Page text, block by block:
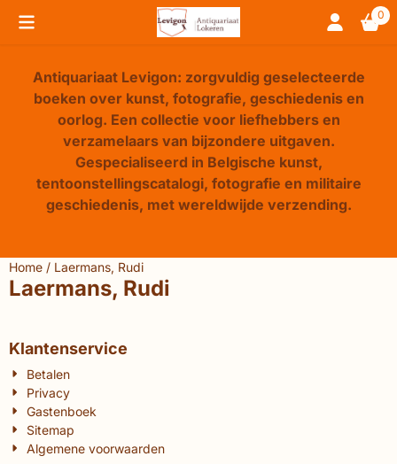
Cookievoorkeuren zijn beschikbaar. Kies instellingen of 0
Antiquariaat Levigon: zorgvuldig geselecteerde
boeken over kunst, fotografie, geschiedenis en
oorlog. Een collectie voor liefhebbers en
verzamelaars van bijzondere uitgaven.
Gespecialiseerd in Belgische kunst,
tentoonstellingscatalogi, fotografie en militaire
geschiedenis, met wereldwijde verzending.
Home / Laermans, Rudi
Laermans, Rudi
Klantenservice
Betalen
Privacy
Gastenboek
Sitemap
Algemene voorwaarden